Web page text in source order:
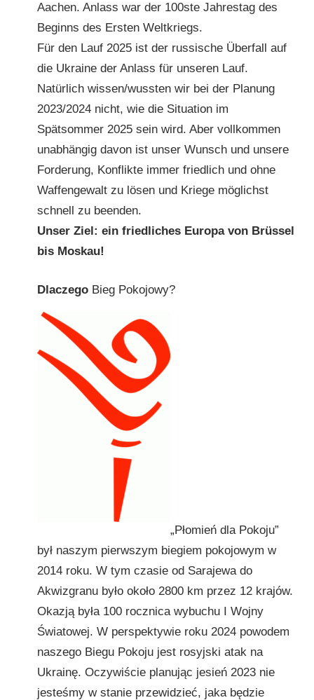
Aachen. Anlass war der 100ste Jahrestag des
Beginns des Ersten Weltkriegs.
Für den Lauf 2025 ist der russische Überfall auf
die Ukraine der Anlass für unseren Lauf.
Natürlich wissen/wussten wir bei der Planung
2023/2024 nicht, wie die Situation im
Spätsommer 2025 sein wird. Aber vollkommen
unabhängig davon ist unser Wunsch und unsere
Forderung, Konflikte immer friedlich und ohne
Waffengewalt zu lösen und Kriege möglichst
schnell zu beenden.
Unser Ziel: ein friedliches Europa von Brüssel
bis Moskau!
DlaczegoBieg Pokojowy?
„Płomień dla Pokoju”
był naszym pierwszym biegiem pokojowym w
2014 roku. W tym czasie od Sarajewa do
Akwizgranu było około 2800 km przez 12 krajów.
Okazją była 100 rocznica wybuchu I Wojny
Światowej. W perspektywie roku 2024 powodem
naszego Biegu Pokoju jest rosyjski atak na
Ukrainę. Oczywiście planując jesień 2023 nie
jesteśmy w stanie przewidzieć, jaka będzie